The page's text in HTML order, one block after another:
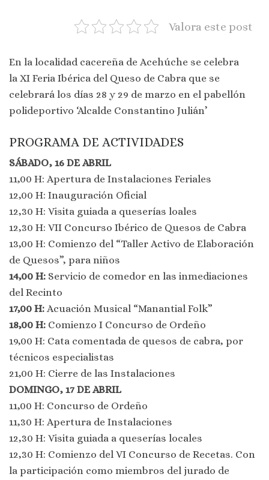
Valora este post
En la localidad cacereña de Acehúche se celebra
la XI Feria Ibérica del Queso de Cabra que se
celebrará los días 28 y 29 de marzo en el pabellón
polideportivo ‘Alcalde Constantino Julián’
PROGRAMA DE ACTIVIDADES
SÁBADO, 16 DE ABRIL
11,00 H: Apertura de Instalaciones Feriales
12,00 H: Inauguración Oficial
12,30 H: Visita guiada a queserías loales
12,30 H: VII Concurso Ibérico de Quesos de Cabra
13,00 H: Comienzo del “Taller Activo de Elaboración
de Quesos”, para niños
14,00 H: Servicio de comedor en las inmediaciones
del Recinto
17,00 H: Acuación Musical “Manantial Folk”
18,00 H: Comienzo I Concurso de Ordeño
19,00 H: Cata comentada de quesos de cabra, por
técnicos especialistas
21,00 H: Cierre de las Instalaciones
DOMINGO, 17 DE ABRIL
11,00 H: Concurso de Ordeño
11,30 H: Apertura de Instalaciones
12,30 H: Visita guiada a queserías locales
12,30 H: Comienzo del VI Concurso de Recetas. Con
la participación como miembros del jurado de